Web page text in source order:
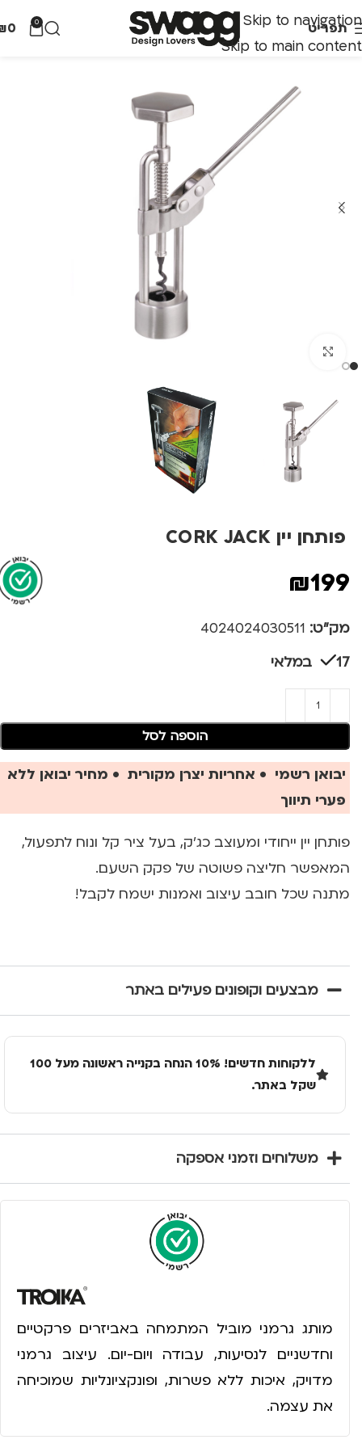
Skip to navigation
Skip to main content
תפריט 0
0
פותחן יין CORK JACK
₪199
מק"ט: 4024024030511
17 במלאי
הוספה לסל
יבואן רשמי • אחריות יצרן מקורית • מחיר יבואן ללא
פערי תיווך
פותחן יין ייחודי ומעוצב כג'ק, בעל ציר קל ונוח לתפעול,
המאפשר חליצה פשוטה של פקק השעם.
מתנה שכל חובב עיצוב ואמנות ישמח לקבל!
מבצעים וקופונים פעילים באתר
ללקוחות חדשים! 10% הנחה בקנייה ראשונה מעל 100
שקל באתר.
משלוחים וזמני אספקה
מותג גרמני מוביל המתמחה באביזרים פרקטיים
וחדשניים לנסיעות, עבודה ויום-יום. עיצוב גרמני
מדויק, איכות ללא פשרות, ופונקציונליות שמוכיחה
את עצמה.